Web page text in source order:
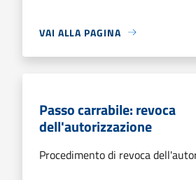
VAI ALLA PAGINA
Passo carrabile: revoca
dell'autorizzazione
Procedimento di revoca